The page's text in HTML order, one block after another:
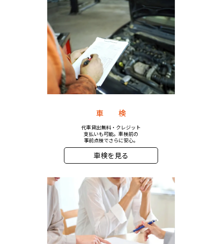
車 検
代車貸出無料・クレジット
支払いも可能。車検前の
事前点検でさらに安心。
車検を見る